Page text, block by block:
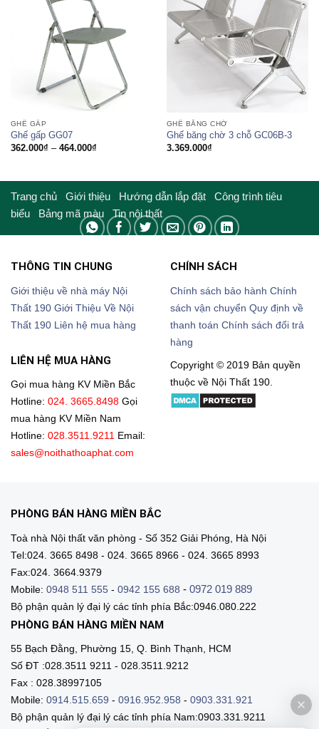
GHẾ GẤP
Ghế gấp GG07
362.000₫ – 464.000₫Khoảng
đến
GHẾ BĂNG CHỜ
Ghế băng chờ 3 chỗ GC06B-3
3.369.000₫
Trang chủ Giới thiệu Hướng dẫn lắp đặt Công trình tiêu
biểu
Bảng mã màu Tin nội thất
THÔNG TIN CHUNG
Giới thiệu về nhà máy Nội
Thất 190 Giới Thiệu Về Nội
Thất 190
Liên hệ mua hàng
CHÍNH SÁCH
Chính sách bảo hành Chính
sách vận chuyển Quy định về
thanh toán Chính sách đổi trả
hàng
LIÊN HỆ MUA HÀNG
Gọi mua hàng KV Miền Bắc
Hotline: 024. 3665.8498 Gọi
mua hàng KV Miền Nam
Hotline: 028.3511.9211 Email:
sales@noithathoaphat.com
Copyright © 2019 Bản quyền
thuộc về Nội Thất 190.
PHÒNG BÁN HÀNG MIỀN BẮC
Toà nhà Nội thất văn phòng - Số 352 Giải Phóng, Hà Nội
Tel:024. 3665 8498 - 024. 3665 8966 - 024. 3665 8993
Fax:024. 3664.9379
Mobile: 0948 511 555 - 0942 155 688 - 0972 019 889
Bộ phận quản lý đại lý các tỉnh phía Bắc:0946.080.222
PHÒNG BÁN HÀNG MIỀN NAM
55 Bạch Đằng, Phường 15, Q. Bình Thạnh, HCM
Số ĐT :028.3511 9211 - 028.3511.9212
Fax : 028.38997105
Mobile: 0914.515.659 - 0916.952.958 - 0903.331.921
Bộ phận quản lý đại lý các tỉnh phía Nam:0903.331.9211